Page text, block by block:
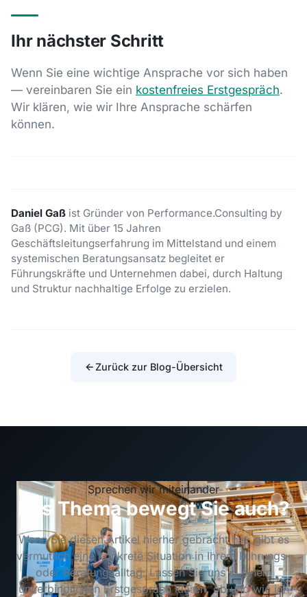
Ihr nächster Schritt
Wenn Sie eine wichtige Ansprache vor sich haben
— vereinbaren Sie ein kostenfreies Erstgespräch.
Wir klären, wie wir Ihre Ansprache schärfen
können.
Daniel Gaß ist Gründer von Performance.Consulting by
Gaß (PCG). Mit über 15 Jahren
Geschäftsleitungserfahrung im Mittelstand und einem
systemischen Beratungsansatz begleitet er
Führungskräfte und Unternehmen dabei, durch Haltung
und Struktur nachhaltige Erfolge zu erzielen.
Zurück zur Blog-Übersicht
Sprechen wir miteinander
Das Thema bewegt Sie auch?
Wenn Sie diesen Artikel hierher gebracht hat, gibt es
vermutlich eine konkrete Situation in Ihrem Führungs-
oder Beratungsalltag. Lassen Sie uns in einem
unverbindlichen Erstgespräch klären, ob und wie ich